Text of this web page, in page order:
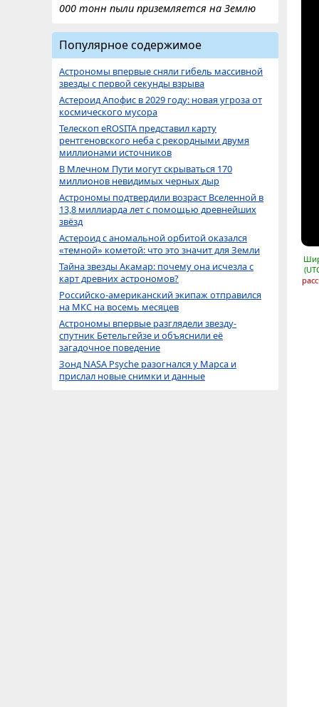
000 тонн пыли приземляется на Землю
Популярное содержимое
Астрономы впервые сняли гибель массивной
звезды с первой секунды взрыва
Астероид Апофис в 2029 году: новая угроза от
космического мусора
Телескоп eROSITA представил карту
рентгеновского неба с рекордными двумя
миллионами источников
В Млечном Пути могут скрываться 170
миллионов невидимых черных дыр
Астрономы подтвердили возраст Вселенной в
13,8 миллиарда лет с помощью древнейших
звёзд
Астероид с аномальной орбитой оказался
«темной» кометой: что это значит для Земли
Тайна звезды Акамар: почему она исчезла с
карт древних астрономов?
Российско-американский экипаж отправился
на МКС на восемь месяцев
Астрономы впервые разглядели звезду-
спутник Бетельгейзе и объяснили её
загадочное поведение
Зонд NASA Psyche разогнался у Марса и
прислал новые снимки и данные